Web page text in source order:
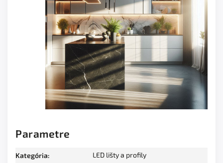
Parametre
Kategória: LED lišty a profily